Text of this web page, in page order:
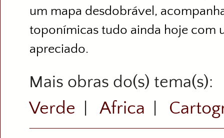
um mapa desdobrável,
toponímicas tudo ainda hoje com
apreciado.
Mais obras do(s)
Verde Africa